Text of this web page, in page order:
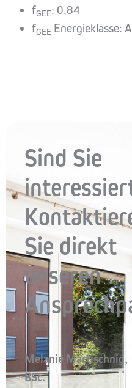
fGEE: 0,84
fGEE Energieklasse: A
Sind Sie
Sie direkt
unseren
Melanie Martischnig,
BSc.